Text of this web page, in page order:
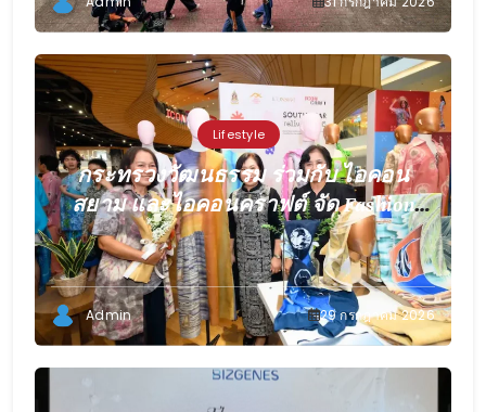
Lifestyle
กระทรวงวัฒนธรรม ร่วมกับ ไอคอน
สยาม และไอคอนคราฟต์ จัด Fashion
Show Live “SOUTHWEAR relive 2026”
ต่อยอดทุนวัฒนธรรมสู่แฟชั่นร่วมสมัย
ยกระดับผู้ประกอบการผ้าไทยภาคใต้สู่
ตลาดดิจิทัล
Admin 29 กรกฎาคม 2026